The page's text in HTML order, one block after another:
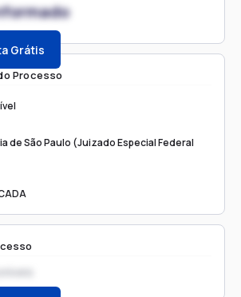
Grátis
Processo
de São Paulo (Juizado Especial Federal